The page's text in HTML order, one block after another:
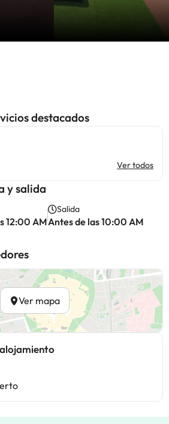
destacados
Ver todos
y salida
12:00 AM
Salida
Antes de las 10:00 AM
Ver mapa